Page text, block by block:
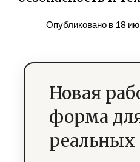
Опубликовано в 18
Новая
форма
реальных